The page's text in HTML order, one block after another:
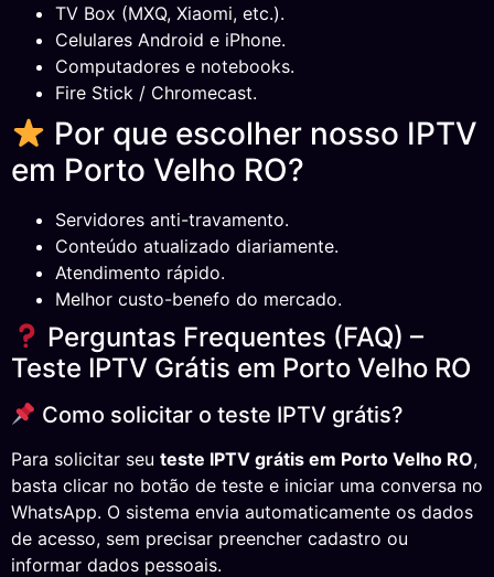
TV Box (MXQ, Xiaomi, etc.).
Celulares Android e iPhone.
Computadores e notebooks.
Fire Stick / Chromecast.
Por que escolher nosso IPTV
em Porto Velho RO?
Servidores anti-travamento.
Conteúdo atualizado diariamente.
Atendimento rápido.
Melhor custo-benefo do mercado.
Perguntas Frequentes (FAQ) –
Teste IPTV Grátis em Porto Velho RO
Como solicitar o teste IPTV grátis?
Para solicitar seu teste IPTV grátis em Porto Velho RO,
basta clicar no botão de teste e iniciar uma conversa no
WhatsApp. O sistema envia automaticamente os dados
de acesso, sem precisar preencher cadastro ou
informar dados pessoais.